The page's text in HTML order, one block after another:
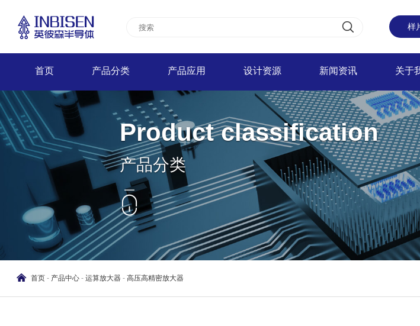
样
首页 产品分类 产品应用 设计资源 新闻资讯 关于
Product classification
产品分类
首页- 产品中心- 运算放大器- 高压高精密放大器